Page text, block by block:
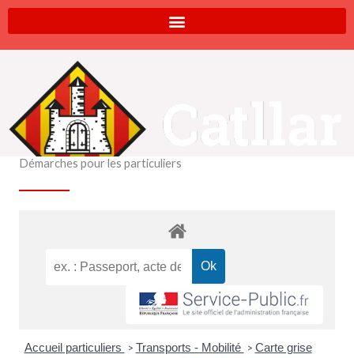
Aller
au
contenu
Démarches pour les particuliers
Accueil particuliers > Transports - Mobilité > Carte grise